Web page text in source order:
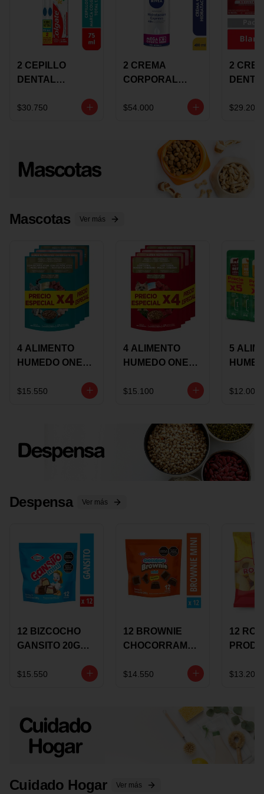
2 CEPILLO
DENTAL
+CREMA
$30.750
2 CREMA
CORPORAL
EXPRESS
OFERTA
$54.000
2
$29.200
Mascotas Ver más
4 ALIMENTO
HUMEDO ONE
85 GRS
$15.550
4 ALIMENTO
HUMEDO ONE
85 GRS
$15.100
5
$12.000
Despensa Ver más
12 BIZCOCHO
GANSITO 20G
MERMELADA
$15.550
12 BROWNIE
CHOCORRAMO
X 20 GRS
$14.550
12
X 15
$13.200
Cuidado Hogar Ver más